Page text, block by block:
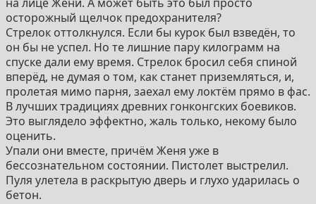
осторожный щелчок предохранителя?
Стрелок оттолкнулся. Если бы курок был взведён, то
он бы не успел. Но те лишние пару килограмм на
спуске дали ему время. Стрелок бросил себя спиной
вперёд, не думая о том, как станет приземляться, и,
пролетая мимо парня, заехал ему локтём прямо в фас.
В лучших традициях древних гонконгских боевиков.
Это выглядело эффектно, жаль только, некому было
оценить.
Упали они вместе, причём Женя уже в
бессознательном состоянии. Пистолет выстрелил.
Пуля улетела в раскрытую дверь и глухо ударилась о
бетон.